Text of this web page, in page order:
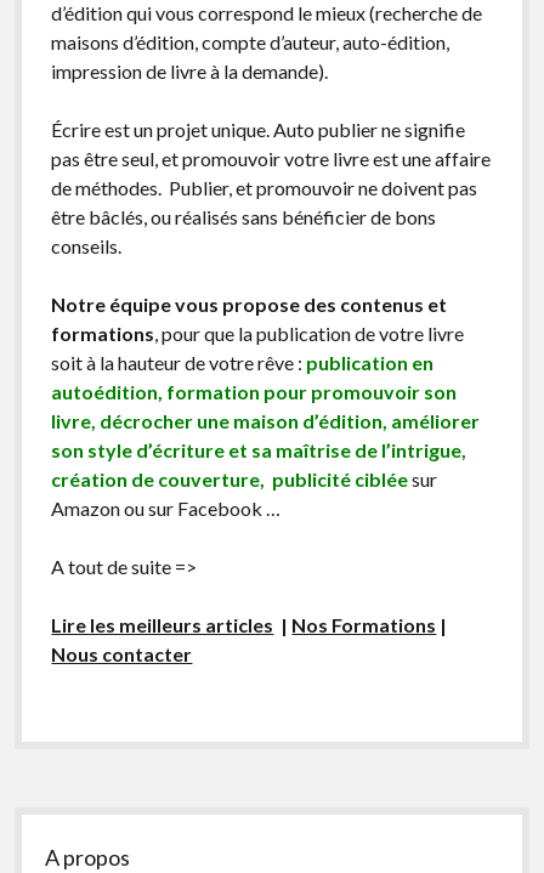
d’édition qui vous correspond le mieux (recherche de
maisons d’édition, compte d’auteur, auto-édition,
impression de livre à la demande).
Écrire est un projet unique. Auto publier ne signifie
pas être seul, et promouvoir votre livre est une affaire
de méthodes. Publier, et promouvoir ne doivent pas
être bâclés, ou réalisés sans bénéficier de bons
conseils.
Notre équipe vous propose des contenus et
formations, pour que la publication de votre livre
soit à la hauteur de votre rêve : publication en
autoédition, formation pour promouvoir son
livre, décrocher une maison d’édition, améliorer
son style d’écriture et sa maîtrise de l’intrigue,
création de couverture, publicité cibléesur
Amazon ou sur Facebook …
A tout de suite =>
Lire les meilleurs articles | Nos Formations |
Nous contacter
Sidebar
A propos